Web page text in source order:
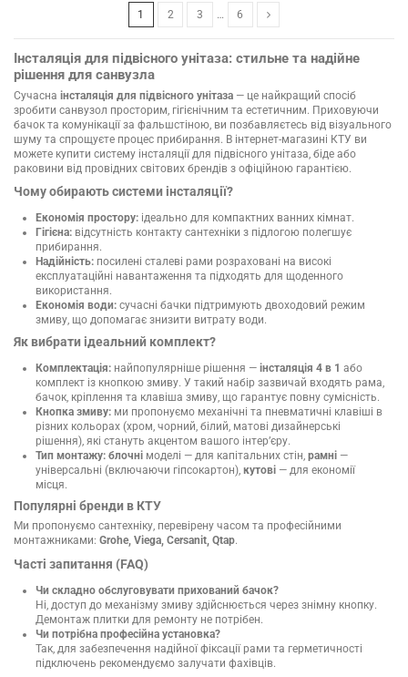
1 2 3 … 6
Інсталяція для підвісного унітаза: стильне та надійне
рішення для санвузла
Сучасна інсталяція для підвісного унітаза — це найкращий спосіб
зробити санвузол просторим, гігієнічним та естетичним. Приховуючи
бачок та комунікації за фальшстіною, ви позбавляєтесь від візуального
шуму та спрощуєте процес прибирання. В інтернет-магазині КТУ ви
можете купити систему інсталяції для підвісного унітаза, біде або
раковини від провідних світових брендів з офіційною гарантією.
Чому обирають системи інсталяції?
Економія простору: ідеально для компактних ванних кімнат.
Гігієна: відсутність контакту сантехніки з підлогою полегшує
прибирання.
Надійність: посилені сталеві рами розраховані на високі
експлуатаційні навантаження та підходять для щоденного
використання.
Економія води: сучасні бачки підтримують двоходовий режим
змиву, що допомагає знизити витрату води.
Як вибрати ідеальний комплект?
Комплектація: найпопулярніше рішення — інсталяція 4 в 1 або
комплект із кнопкою змиву. У такий набір зазвичай входять рама,
бачок, кріплення та клавіша змиву, що гарантує повну сумісність.
Кнопка змиву: ми пропонуємо механічні та пневматичні клавіші в
різних кольорах (хром, чорний, білий, матові дизайнерські
рішення), які стануть акцентом вашого інтер’єру.
Тип монтажу: блочні моделі — для капітальних стін, рамні —
універсальні (включаючи гіпсокартон), кутові — для економії
місця.
Популярні бренди в КТУ
Ми пропонуємо сантехніку, перевірену часом та професійними
монтажниками: Grohe, Viega, Cersanit, Qtap.
Часті запитання (FAQ)
Чи складно обслуговувати прихований бачок?
Ні, доступ до механізму змиву здійснюється через знімну кнопку.
Демонтаж плитки для ремонту не потрібен.
Чи потрібна професійна установка?
Так, для забезпечення надійної фіксації рами та герметичності
підключень рекомендуємо залучати фахівців.